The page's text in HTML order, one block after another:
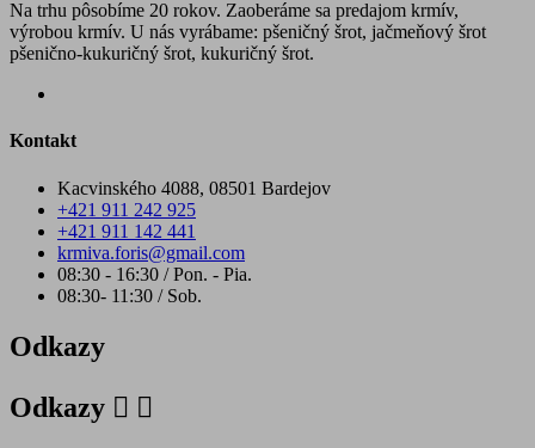
Na trhu pôsobíme 20 rokov. Zaoberáme sa predajom krmív,
výrobou krmív. U nás vyrábame: pšeničný šrot, jačmeňový šrot
pšenično-kukuričný šrot, kukuričný šrot.
Kontakt
Kacvinského 4088, 08501 Bardejov
+421 911 242 925
+421 911 142 441
krmiva.foris@gmail.com
08:30 - 16:30 / Pon. - Pia.
08:30- 11:30 / Sob.
Odkazy
Odkazy  